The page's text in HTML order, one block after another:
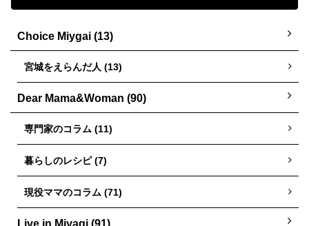
Choice Miygai (13)
宮城をえらんだ人 (13)
Dear Mama&Woman (90)
専門家のコラム (11)
暮らしのレシピ (7)
現役ママのコラム (71)
Live in Miyagi (91)